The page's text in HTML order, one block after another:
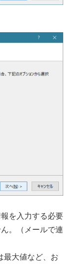
を入力する必要
。（メールで連
最大値など、お